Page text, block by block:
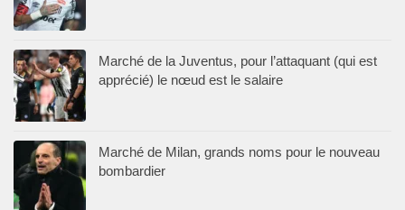
Marché de la Juventus, pour l’attaquant (qui est
apprécié) le nœud est le salaire
Marché de Milan, grands noms pour le nouveau
bombardier